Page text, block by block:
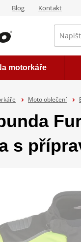
Blog Kontakt
motorkáře
Moto oblečení
s